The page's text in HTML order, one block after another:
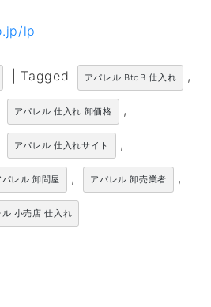
lp
Tagged アパレル BtoB 仕入れ ,
アパレル 仕入れ 卸価格 ,
アパレル 仕入れサイト ,
パレル 卸問屋 , アパレル 卸売業者 ,
ル 小売店 仕入れ